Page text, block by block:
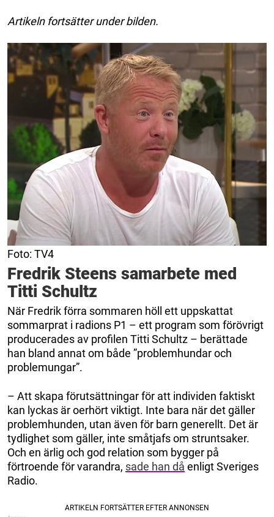
Artikeln fortsätter under bilden.
Foto: TV4
Fredrik Steens samarbete med
Titti Schultz
När Fredrik förra sommaren höll ett uppskattat
sommarprat i radions P1 – ett program som förövrigt
producerades av profilen Titti Schultz – berättade
han bland annat om både ”problemhundar och
problemungar”.
– Att skapa förutsättningar för att individen faktiskt
kan lyckas är oerhört viktigt. Inte bara när det gäller
problemhunden, utan även för barn generellt. Det är
tydlighet som gäller, inte småtjafs om struntsaker.
Och en ärlig och god relation som bygger på
förtroende för varandra, sade han då enligt Sveriges
Radio.